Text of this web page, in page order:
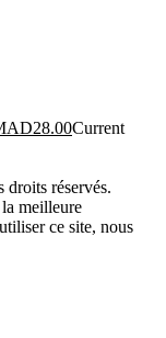
28.00Current
réservés.
meilleure
ce site, nous